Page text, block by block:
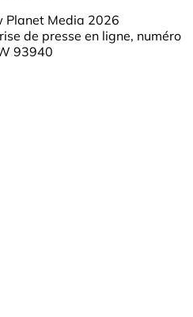
Planet Media 2026
de presse en ligne, numéro
93940